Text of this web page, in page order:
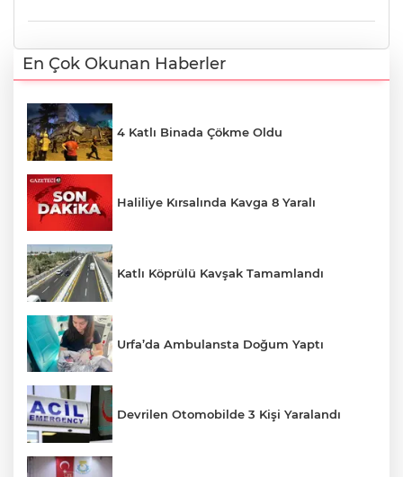
En Çok Okunan Haberler
4 Katlı Binada Çökme Oldu
Haliliye Kırsalında Kavga 8 Yaralı
Katlı Köprülü Kavşak Tamamlandı
Urfa’da Ambulansta Doğum Yaptı
Devrilen Otomobilde 3 Kişi Yaralandı